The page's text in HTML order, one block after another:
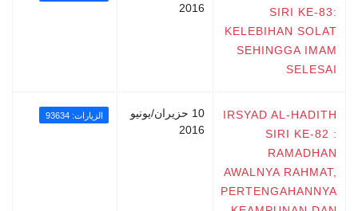
SIRI KE-83:
KELEBIHAN SOLAT
SEHINGGA IMAM
SELESAI
2016
IRSYAD AL-HADITH
SIRI KE-82 :
RAMADHAN
AWALNYA RAHMAT,
PERTENGAHANNYA
10 حزيران/يونيو
2016
الزيارات: 93634